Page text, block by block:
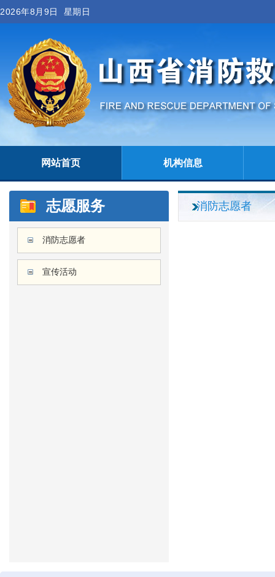
2026年8月9日 星期日
网站首页 机构信息
志愿服务
消防志愿者
宣传活动
消防志愿者